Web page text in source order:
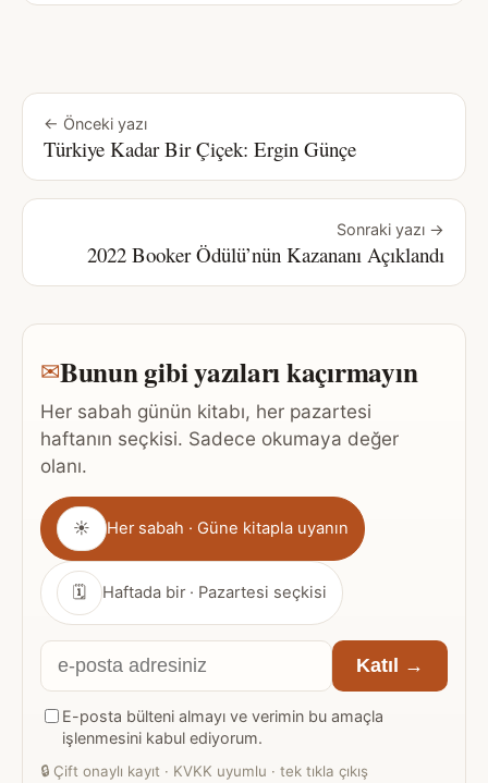
← Önceki yazı
Türkiye Kadar Bir Çiçek: Ergin Günçe
Sonraki yazı →
2022 Booker Ödülü’nün Kazananı Açıklandı
✉Bunun gibi yazıları kaçırmayın
Her sabah günün kitabı, her pazartesi
haftanın seçkisi. Sadece okumaya değer
olanı.
Gönderim
sıklığı
☀ Her sabah · Güne kitapla uyanın
🗓 Haftada bir · Pazartesi seçkisi
E-
posta
adresiniz
Katıl →
E-posta bülteni almayı ve verimin bu amaçla
işlenmesini kabul ediyorum.
🔒 Çift onaylı kayıt · KVKK uyumlu · tek tıkla çıkış